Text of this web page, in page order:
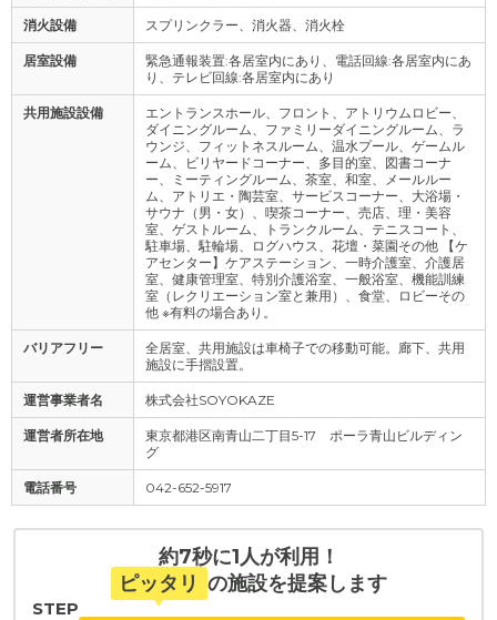
消火設備 スプリンクラー、消火器、消火栓
居室設備
緊急通報装置:各居室内にあり、電話回線:各居室内にあ
り、テレビ回線:各居室内にあり
共用施設設備
エントランスホール、フロント、アトリウムロビー、
ダイニングルーム、ファミリーダイニングルーム、ラ
ウンジ、フィットネスルーム、温水プール、ゲームル
ーム、ビリヤードコーナー、多目的室、図書コーナ
ー、ミーティングルーム、茶室、和室、メールルー
ム、アトリエ・陶芸室、サービスコーナー、大浴場・
サウナ（男・女）、喫茶コーナー、売店、理・美容
室、ゲストルーム、トランクルーム、テニスコート、
駐車場、駐輪場、ログハウス、花壇・菜園その他 【ケ
アセンター】ケアステーション、一時介護室、介護居
室、健康管理室、特別介護浴室、一般浴室、機能訓練
室（レクリエーション室と兼用）、食堂、ロビーその
他 ※有料の場合あり。
バリアフリー
全居室、共用施設は車椅子での移動可能。廊下、共用
施設に手摺設置。
運営事業者名 株式会社SOYOKAZE
運営者所在地
東京都港区南青山二丁目5-17 ポーラ青山ビルディン
グ
電話番号 042-652-5917
約7秒に1人が利用！
ピッタリ の施設を提案します
STEP